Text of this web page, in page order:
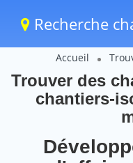
Recherche
Accueil
Trouver des
chantiers-